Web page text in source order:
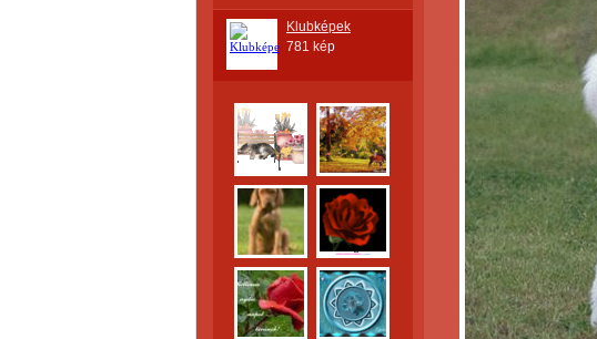
Klubképek
781 kép